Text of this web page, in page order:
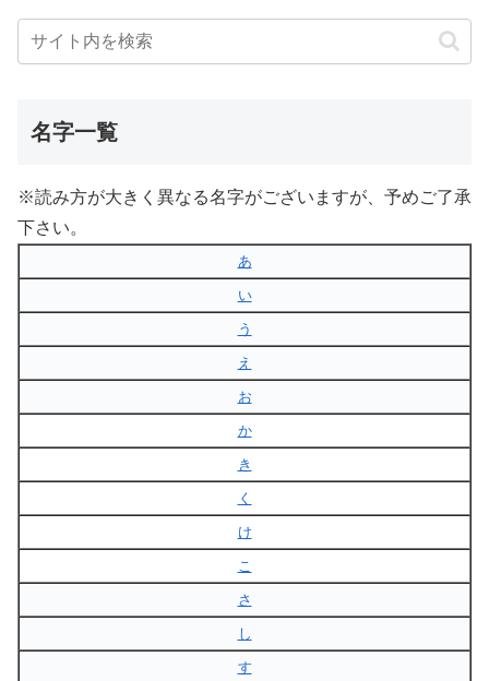
名字一覧
※読み方が大きく異なる名字がございますが、予めご了承
下さい。
あ
い
う
え
お
か
き
く
け
こ
さ
し
す